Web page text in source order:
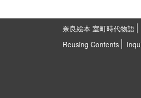
奈良絵本 室町時代物語
Reusing Contents